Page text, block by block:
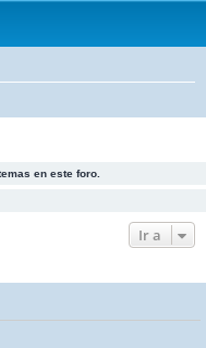
en este foro.
Ir a